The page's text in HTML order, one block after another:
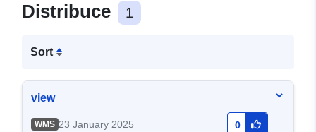
Distribuce 1
Sort
view
WMS 23 January 2025 0